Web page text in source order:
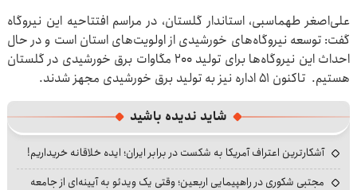
علی‌اصغر طهماسبی، استاندار گلستان، در مراسم افتتاحیه این نیروگاه‌
گفت: توسعه نیروگاه‌های خورشیدی از اولویت‌های استان است و در حال
احداث این نیروگاه‌ها برای تولید ۲۰۰ مگاوات برق خورشیدی در گلستان
هستیم. تاکنون ۵۱ اداره نیز به تولید برق خورشیدی مجهز شدند.
شاید ندیده باشید
آشکارترین اعتراف آمریکا به شکست در برابر ایران؛ ایده خلاقانه خریداریم!
مجتبی شکوری در راهپیمایی اربعین؛ وقتی یک ویدئو به آیینه‌ای از جامعه